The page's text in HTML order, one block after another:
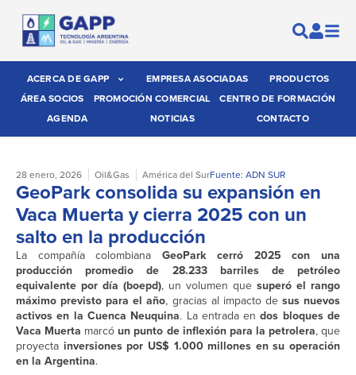
ACERCA DE GAPP EMPRESA ASOCIADAS
PRODUCTOS
ÁREA SOCIOS
PROMOCIÓN COMERCIAL
CENTRO DE FORMACIÓN
AGENDA
NOTICIAS CONTACTO
28 enero, 2026 Oil&Gas América del SurFuente: ADN SUR
GeoPark consolida su expansión en
Vaca Muerta y cierra 2025 con un
salto en la producción
La compañía colombianaGeoPark cerró 2025 con una
producción promedio de 28.233 barriles de petróleo
equivalente por día (boepd), un volumen que superó el rango
máximo previsto para el año, gracias al impacto de sus nuevos
activos en la Cuenca Neuquina. La entrada endos bloques de
Vaca Muerta marcó un punto de inflexión para la petrolera, que
proyecta inversiones por US$ 1.000 millones en su operación
en la Argentina.